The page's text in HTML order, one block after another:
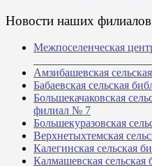
Новости наших филиалов
Межпоселенческая
Амзибашевская
Бабаевская сельская
Большекачаковская
филиал № 7
Большекуразовская
Верхнетыхтемская
Калегинская сельская
Калмашевская